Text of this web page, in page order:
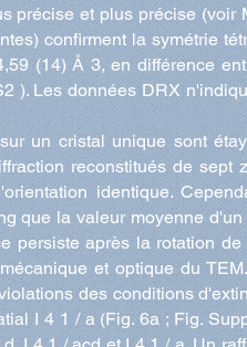
précise et plus précise (voir
confirment la symétrie
(14) Å 3, en différence
). Les données DRX
un cristal unique sont
reconstitués de
identique.
que la valeur moyenne
persiste après la rotation
et optique du
des conditions
I 4 1 / a (Fig. 6a ; Fig.